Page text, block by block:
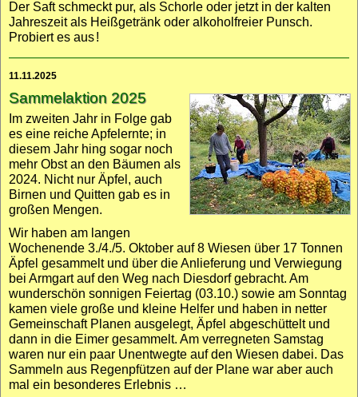
Der Saft schmeckt pur, als Schorle oder jetzt in der kalten
Jahres­zeit als Heiß­getränk oder alkohol­freier Punsch.
Probiert es aus!
11.11.2025
Sammelaktion 2025
Im zweiten Jahr in Folge gab
es eine reiche Apfel­ernte; in
diesem Jahr hing sogar noch
mehr Obst an den Bäumen als
2024. Nicht nur Äpfel, auch
Birnen und Quitten gab es in
großen Mengen.
Wir haben am langen
Wochen­ende 3./4./5. Oktober auf 8 Wiesen über 17 Tonnen
Äpfel gesammelt und über die Anlieferung und Verwiegung
bei Armgart auf den Weg nach Diesdorf gebracht. Am
wunder­schön sonnigen Feiertag (03.10.) sowie am Sonntag
kamen viele große und kleine Helfer und haben in netter
Gemein­schaft Planen ausgelegt, Äpfel abge­schüttelt und
dann in die Eimer gesammelt. Am verregneten Samstag
waren nur ein paar Unent­wegte auf den Wiesen dabei. Das
Sammeln aus Regen­pfützen auf der Plane war aber auch
mal ein besonderes Erlebnis …